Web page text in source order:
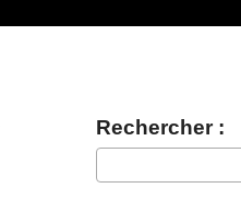
Rechercher :